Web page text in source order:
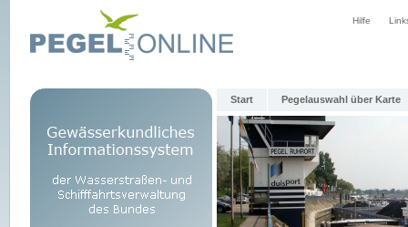
Hilfe
Start Pegelauswahl über Karte